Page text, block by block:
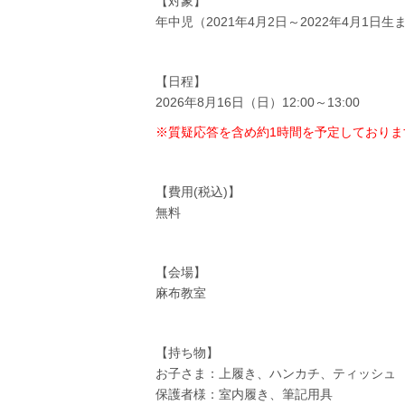
年中児（2021年4月2日～2022年4月1日生
【日程】
2026年8月16日（日）12:00～13:00
※質疑応答を含め約1時間を予定しておりま
【費用(税込)】
無料
【会場】
麻布教室
【持ち物】
お子さま：上履き、ハンカチ、ティッシュ
保護者様：室内履き、筆記用具